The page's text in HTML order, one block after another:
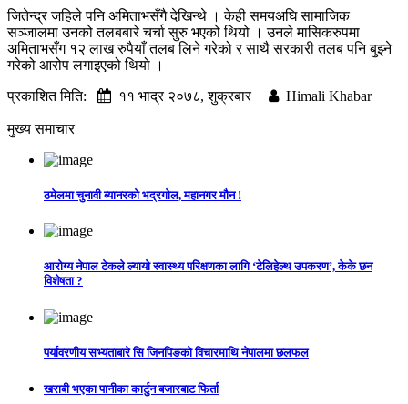
जितेन्द्र जहिले पनि अमिताभसँगै देखिन्थे । केही समयअघि सामाजिक
सञ्जालमा उनको तलबबारे चर्चा सुरु भएको थियो । उनले मासिकरुपमा
अमिताभसँग १२ लाख रुपैयाँ तलब लिने गरेको र साथै सरकारी तलब पनि बुझ्ने
गरेको आरोप लगाइएको थियो ।
प्रकाशित मिति:
११ भाद्र २०७८, शुक्रबार | Himali Khabar
मुख्य समाचार
ठमेलमा चुनावी ब्यानरको भद्रगोल, महानगर मौन !
आरोग्य नेपाल टेकले ल्यायो स्वास्थ्य परिक्षणका लागि ‘टेलिहेल्थ उपकरण’, केके छन
विशेषता ?
पर्यावरणीय सभ्यताबारे सि जिनपिङको विचारमाथि नेपालमा छलफल
खराबी भएका पानीका कार्टुन बजारबाट फिर्ता